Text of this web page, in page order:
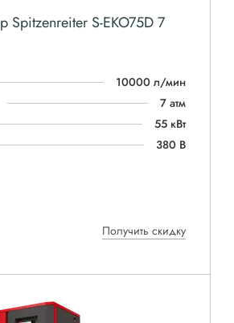
Spitzenreiter S-EKO75D 7
10000 л/мин
7 атм
55 кВт
380 В
Получить скидку